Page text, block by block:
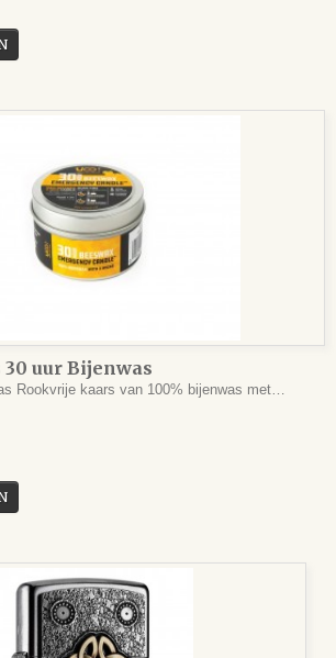
30 uur Bijenwas
Rookvrije kaars van 100% bijenwas met…